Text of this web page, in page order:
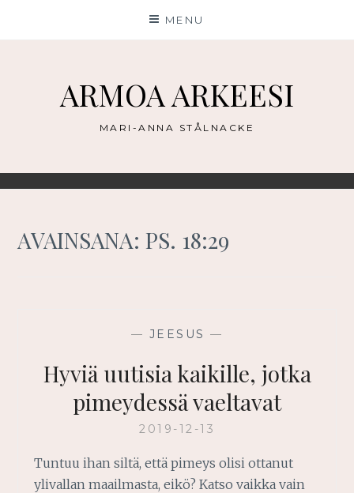
MENU
ARMOA ARKEESI
MARI-ANNA STÅLNACKE
AVAINSANA:PS. 18:29
— JEESUS —
Hyviä uutisia kaikille, jotka
pimeydessä vaeltavat
2019-12-13
Tuntuu ihan siltä, että pimeys olisi ottanut
ylivallan maailmasta, eikö? Katso vaikka vain